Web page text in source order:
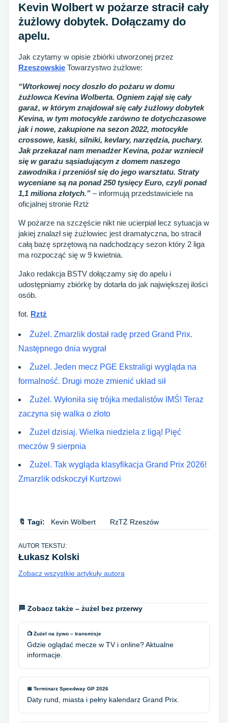
Kevin Wolbert w pożarze stracił cały
żużlowy dobytek. Dołączamy do
apelu.
Jak czytamy w opisie zbiórki utworzonej przez
Rzeszowskie Towarzystwo żużlowe:
“Wtorkowej nocy doszło do pożaru w domu
żużlowca Kevina Wolberta. Ogniem zajął się cały
garaż, w którym znajdował się cały żużlowy dobytek
Kevina, w tym motocykle zarówno te dotychczasowe
jak i nowe, zakupione na sezon 2022, motocykle
crossowe, kaski, silniki, kevlary, narzędzia, puchary.
Jak przekazał nam menadżer Kevina, pożar wzniecił
się w garażu sąsiadującym z domem naszego
zawodnika i przeniósł się do jego warsztatu. Straty
wyceniane są na ponad 250 tysięcy Euro, czyli ponad
1,1 miliona złotych.” – informują przedstawiciele na
oficjalnej stronie Rztż
W pożarze na szczęście nikt nie ucierpiał lecz sytuacja w
jakiej znalazł się żużlowiec jest dramatyczna, bo stracił
całą bazę sprzętową na nadchodzący sezon który 2 liga
ma rozpocząć się w 9 kwietnia.
Jako redakcja BSTV dołączamy się do apelu i
udostępniamy zbiórkę by dotarła do jak największej ilości
osób.
fot. Rztż
Żużel. Zmarzlik dostał radę przed Grand Prix.
Następnego dnia wygrał
Żużel. Jeden mecz PGE Ekstraligi wygląda na
formalność. Drugi może zmienić układ sił
Żużel. Wyłoniła się trójka medalistów IMŚ! Teraz
zaczyna się walka o złoto
Żużel dzisiaj. Wielka niedziela z ligą! Pięć
meczów 9 sierpnia
Żużel. Tak wygląda klasyfikacja Grand Prix 2026!
Zmarzlik odskoczył Kurtzowi
🔖 Tagi: Kevin Wölbert RzTŻ Rzeszów
AUTOR TEKSTU:
Łukasz Kolski
Zobacz wszystkie artykuły autora
🏁 Zobacz także – żużel bez przerwy
📺 Żużel na żywo – transmisje
Gdzie oglądać mecze w TV i online? Aktualne
informacje.
📅 Terminarz Speedway GP 2026
Daty rund, miasta i pełny kalendarz Grand Prix.